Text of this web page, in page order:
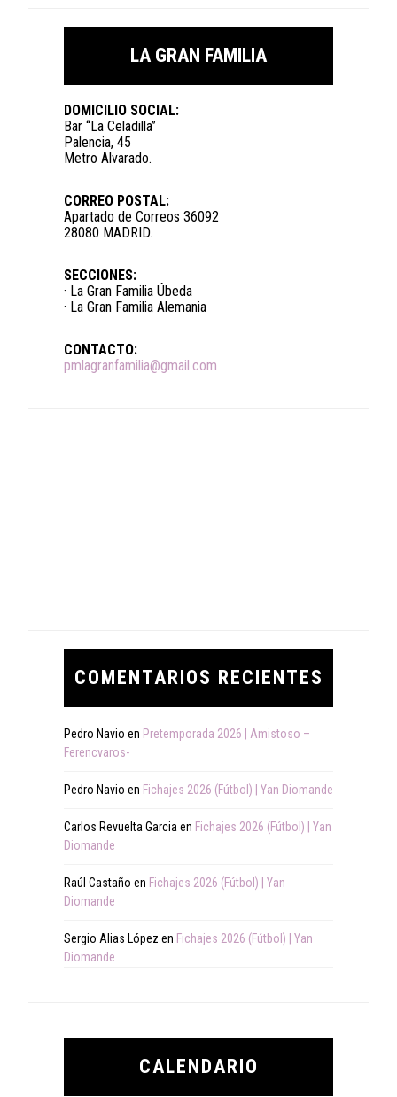
LA GRAN FAMILIA
DOMICILIO SOCIAL:
Bar “La Celadilla”
Palencia, 45
Metro Alvarado.
CORREO POSTAL:
Apartado de Correos 36092
28080 MADRID.
SECCIONES:
· La Gran Familia Úbeda
· La Gran Familia Alemania
CONTACTO:
pmlagranfamilia@gmail.com
COMENTARIOS RECIENTES
Pedro Navio en Pretemporada 2026 | Amistoso –
Ferencvaros-
Pedro Navio en Fichajes 2026 (Fútbol) | Yan Diomande
Carlos Revuelta Garcia en Fichajes 2026 (Fútbol) | Yan
Diomande
Raúl Castaño en Fichajes 2026 (Fútbol) | Yan
Diomande
Sergio Alias López en Fichajes 2026 (Fútbol) | Yan
Diomande
CALENDARIO